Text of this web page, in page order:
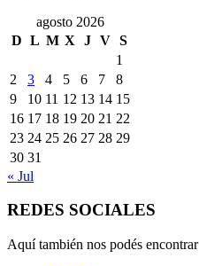
agosto 2026
D L M X J V S
1
2
3 4 5 6 7
8
9
10 11 12 13 14 15
16 17 18 19 20 21 22
23 24 25 26 27 28 29
30 31
« Jul
REDES SOCIALES
Aquí también nos podés encontrar